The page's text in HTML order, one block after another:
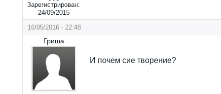
Зарегистрирован:
24/09/2015
16/05/2016 - 22:48
Гриша
И почем сие творение?